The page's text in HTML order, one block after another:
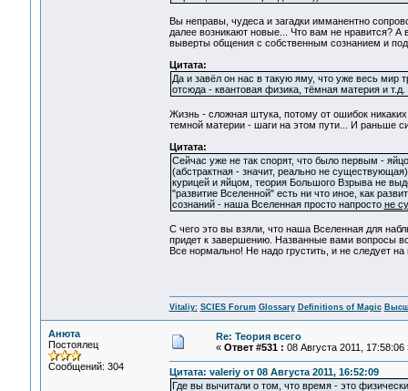
Вы неправы, чудеса и загадки имманентно
далее возникают новые... Что вам не нравится? А
выверты общения с собственным сознанием и
Цитата:
Да и завёл он нас в такую яму, что уже весь
отсюда - квантовая физика, тёмная материя и
Жизнь - сложная штука, потому от ошибок
темной материи - шаги на этом пути... И раньше
Цитата:
Сейчас уже не так спорят, что было первым -
(абстрактная - значит, реально не
курицей и яйцом, теория Большого Взрыва не
"развитие Вселенной" есть ни что иное, как
сознаний - наша Вселенная просто напросто не
С чего это вы взяли, что наша Вселенная для
придет к завершению. Названные вами вопросы
Все нормально! Не надо грустить, и не следует
Vitaliy: SCIES Forum Glossary Definitions of Magic
Анюта
Постоялец
Сообщений: 304
Re: Теория всего
« Ответ #531 : 08 Августа 2011, 17:58:06
Цитата: valeriy от 08 Августа 2011, 16:52:09
Где вы вычитали о том, что время - это